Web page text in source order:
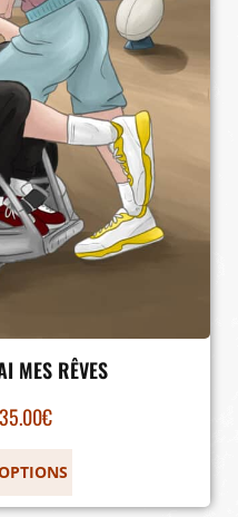
MES RÊVES
35.00€